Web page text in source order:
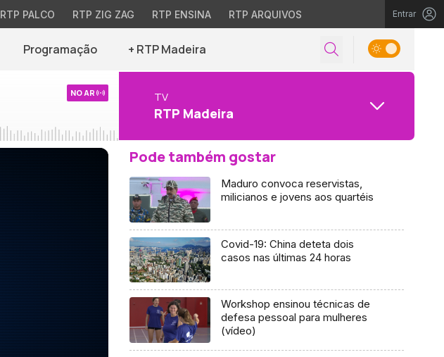
RTP PALCO RTP ZIG ZAG RTP ENSINA RTP ARQUIVOS Entrar
Programação + RTP Madeira
NO AR TV
RTP Madeira
Pode também gostar
Maduro convoca reservistas,
milicianos e jovens aos quartéis
Covid-19: China deteta dois
casos nas últimas 24 horas
Workshop ensinou técnicas de
defesa pessoal para mulheres
(vídeo)